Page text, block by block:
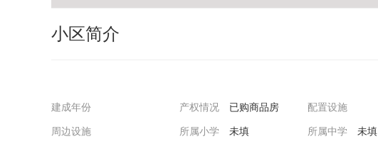
小区简介
建成年份 产权情况 已购商品房 配置设施
周边设施 所属小学 未填 所属中学 未填